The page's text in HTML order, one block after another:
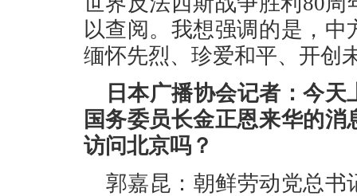
以查阅。我想强调的是，
缅怀先烈、珍爱和平、开创
日本广播协会记者：今
国务委员长金正恩来华的
访问北京吗？
郭嘉昆：朝鲜劳动党总